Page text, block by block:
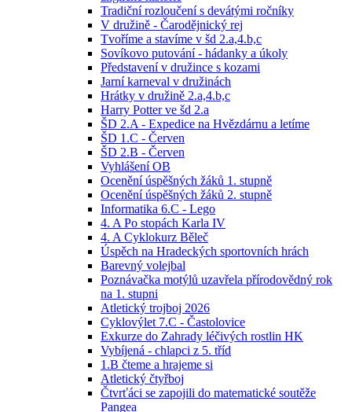
Tradiční rozloučení s devátými ročníky
V družině - Čarodějnický rej
Tvoříme a stavíme v šd 2.a,4.b,c
Sovíkovo putování - hádanky a úkoly
Představení v družince s kozami
Jarní karneval v družinách
Hrátky v družině 2.a,4.b,c
Harry Potter ve šd 2.a
ŠD 2.A - Expedice na Hvězdárnu a letíme
ŠD 1.C - Červen
ŠD 2.B - Červen
Vyhlášení OB
Ocenění úspěšných žáků 1. stupně
Ocenění úspěšných žáků 2. stupně
Informatika 6.C - Lego
4. A Po stopách Karla IV
4. A Cyklokurz Běleč
Úspěch na Hradeckých sportovních hrách
Barevný volejbal
Poznávačka motýlů uzavřela přírodovědný rok
na 1. stupni
Atletický trojboj 2026
Cyklovýlet 7.C - Častolovice
Exkurze do Zahrady léčivých rostlin HK
Vybíjená - chlapci z 5. tříd
1.B čteme a hrajeme si
Atletický čtyřboj
Čtvrťáci se zapojili do matematické soutěže
Pangea